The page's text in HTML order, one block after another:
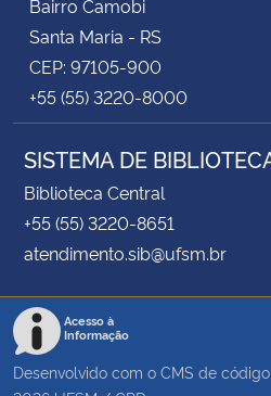
Bairro Camobi
Santa Maria - RS
CEP: 97105-900
+55 (55) 3220-8000
SISTEMA DE
Biblioteca Central
+55 (55) 3220-8651
atendimento.sib@ufsm.br
Acesso à
Informação
Desenvolvido com o CMS de